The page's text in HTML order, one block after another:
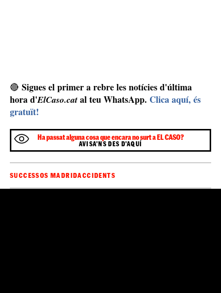
🔴 Sigues el primer a rebre les notícies d'última
hora d'ElCaso.cat al teu WhatsApp. Clica aquí, és
gratuït!
Ha passat alguna cosa que encara no surt a EL CASO?
AVISA'NS DES D'AQUÍ
SUCCESSOS MADRIDACCIDENTS